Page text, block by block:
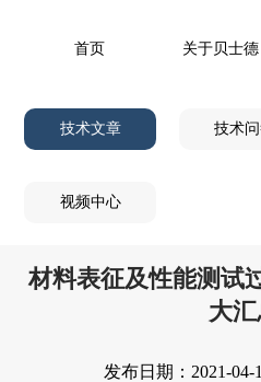
首页 关于贝士德
技术文章 技术
视频中心
材料表征及性能测试
大
发布日期：2021-04-